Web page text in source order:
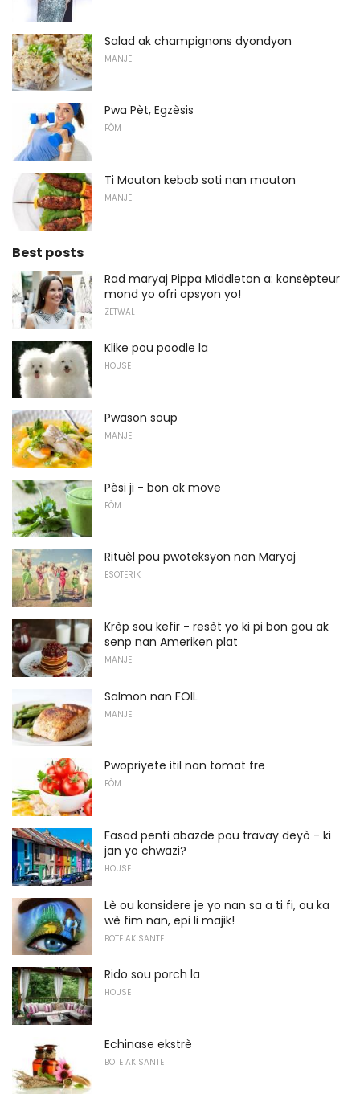
Salad ak champignons dyondyon
MANJE
Pwa Pèt, Egzèsis
FÒM
Ti Mouton kebab soti nan mouton
MANJE
Best posts
Rad maryaj Pippa Middleton a: konsèpteur
mond yo ofri opsyon yo!
ZETWAL
Klike pou poodle la
HOUSE
Pwason soup
MANJE
Pèsi ji - bon ak move
FÒM
Rituèl pou pwoteksyon nan Maryaj
ESOTERIK
Krèp sou kefir - resèt yo ki pi bon gou ak
senp nan Ameriken plat
MANJE
Salmon nan FOIL
MANJE
Pwopriyete itil nan tomat fre
FÒM
Fasad penti abazde pou travay deyò - ki
jan yo chwazi?
HOUSE
Lè ou konsidere je yo nan sa a ti fi, ou ka
wè fim nan, epi li majik!
BOTE AK SANTE
Rido sou porch la
HOUSE
Echinase ekstrè
BOTE AK SANTE